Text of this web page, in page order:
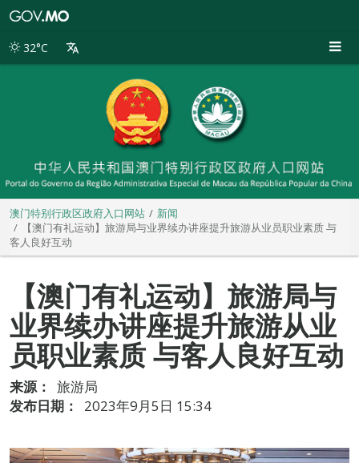
别
32°C
澳门特别行政区政府入口网站
新闻
【澳门有礼运动】旅游局与业界续办讲座提升旅游从业员职业素质 与
客人良好互动
【澳门有礼运动】旅游局与
业界续办讲座提升旅游从业
员职业素质 与客人良好互动
来源：
旅游局
发布日期：
2023年9月5日 15:34